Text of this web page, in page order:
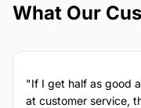
What Our
"If I get half as good
at customer service,